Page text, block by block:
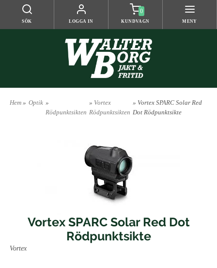
SÖK LOGGA IN
0
KUNDVAGN MENY
Hem » Optik »
Rödpunktsikten
» Vortex
Rödpunktsikten
» Vortex SPARC Solar Red
Dot Rödpunktsikte
Vortex SPARC Solar Red Dot
Rödpunktsikte
Vortex